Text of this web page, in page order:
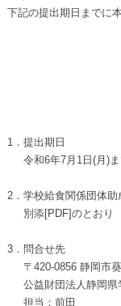
下記の提出期日までに
1．提出期日
令和6年7月1日(月)
2．学校給食関係団体助
別添[PDF]のとおり
3．問合せ先
〒420-0856 静岡市
公益財団法人静岡県
担当：前田